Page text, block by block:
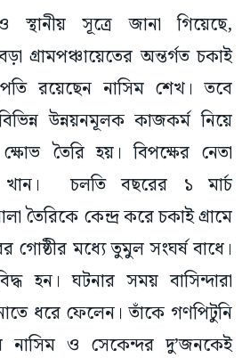
সূত্রে জানা গিয়েছে,
গ্রামপঞ্চায়েতের অন্তর্গত চকাই
রয়েছেন নাসিম শেখ। তবে
উন্নয়নমূলক কাজকর্ম নিয়ে
তৈরি হয়। বিপক্ষের নেতা
খান। চলতি বছরের ১ মার্চ
তৈরিকে কেন্দ্র করে চকাই গ্রামে
গোষ্ঠীর মধ্যে তুমুল সংঘর্ষ বাধে।
হন। ঘটনার সময় বাসিন্দারা
ধরে ফেলেন। তাঁকে গণপিটুনি
নাসিম ও সেকেন্দর দু’জনকেই